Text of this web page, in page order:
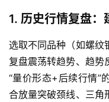
期
纳
指
期
1. 历史行情复盘：
选取不同品种（如螺纹
复盘震荡转趋势、趋势
“量价形态+后续行情”
合放量突破颈线、三角